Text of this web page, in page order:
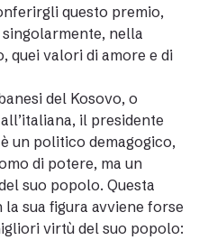
questo premio,
nella
quei valori di amore e di
del Kosovo, o
il presidente
un politico demagogico,
di potere, ma un
suo popolo. Questa
sua figura avviene forse
virtù del suo popolo: